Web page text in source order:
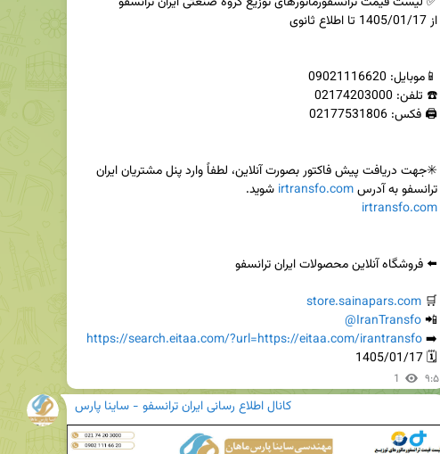
ترانسفو به آدرس irtransfo.com شوید.
irtransfo.com
🛒
store.sainapars.com
📲
@IranTransfo
➡️
https://search.eitaa.com/?url=https://eitaa.com/irantransfo
🗓 1405/01/17
1 ۹:۵
کانال اطلاع رسانی ایران ترانسفو - ساینا پارس